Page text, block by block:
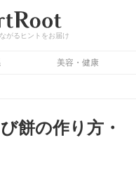
がるヒントをお届け
美容・健康
餅の作り方・